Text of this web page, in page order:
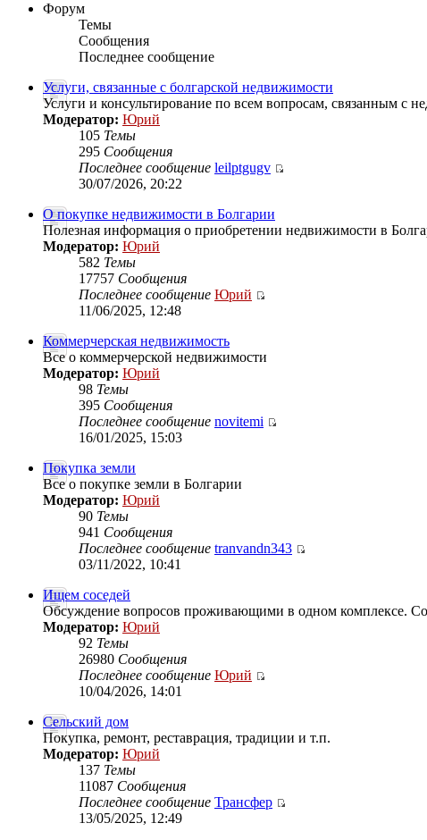
Форум
Темы
Сообщения
Последнее сообщение
Услуги, связанные с болгарской недвижимости
Услуги и консультирование по всем вопросам, связанным с
Модератор: Юрий
105 Темы
295 Сообщения
Последнее сообщение leilptgugv
30/07/2026, 20:22
О покупке недвижимости в Болгарии
Полезная информация о приобретении недвижимости в
Модератор: Юрий
582 Темы
17757 Сообщения
Последнее сообщение Юрий
11/06/2025, 12:48
Коммерчерская недвижимость
Все о коммерчерской недвижимости
Модератор: Юрий
98 Темы
395 Сообщения
Последнее сообщение novitemi
16/01/2025, 15:03
Покупка земли
Все о покупке земли в Болгарии
Модератор: Юрий
90 Темы
941 Сообщения
Последнее сообщение tranvandn343
03/11/2022, 10:41
Ищем соседей
Обсуждение вопросов проживающими в одном комплексе.
Модератор: Юрий
92 Темы
26980 Сообщения
Последнее сообщение Юрий
10/04/2026, 14:01
Сельский дом
Покупка, ремонт, реставрация, традиции и т.п.
Модератор: Юрий
137 Темы
11087 Сообщения
Последнее сообщение Трансфер
13/05/2025, 12:49